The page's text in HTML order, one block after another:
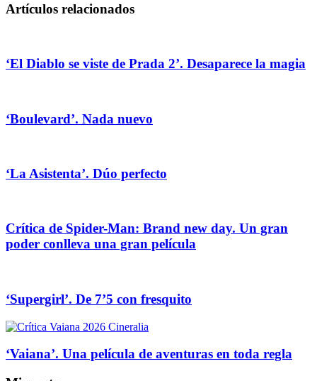
Artículos relacionados
‘El Diablo se viste de Prada 2’. Desaparece la magia
‘Boulevard’. Nada nuevo
‘La Asistenta’. Dúo perfecto
Crítica de Spider-Man: Brand new day. Un gran
poder conlleva una gran película
‘Supergirl’. De 7’5 con fresquito
‘Vaiana’. Una película de aventuras en toda regla